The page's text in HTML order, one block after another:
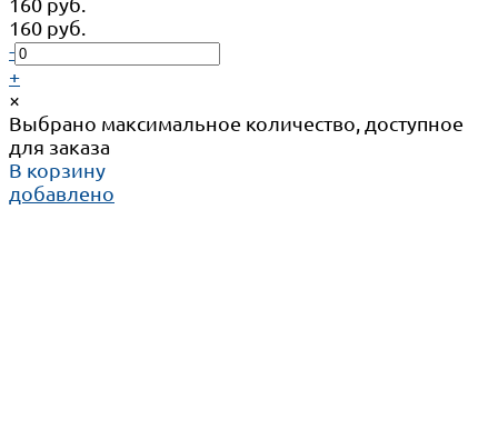
160 руб.
-
+
×
Выбрано максимальное количество, доступное
для заказа
В корзину
добавлено